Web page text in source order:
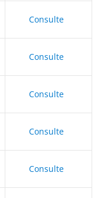
Consulte
Consulte
Consulte
Consulte
Consulte